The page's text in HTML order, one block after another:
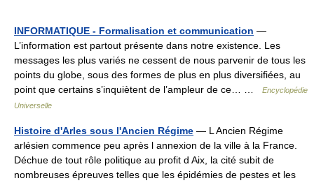
INFORMATIQUE - Formalisation et communication —
L’information est partout présente dans notre existence. Les
messages les plus variés ne cessent de nous parvenir de tous les
points du globe, sous des formes de plus en plus diversifiées, au
point que certains s’inquiètent de l’ampleur de ce… …
Encyclopédie
Universelle
Histoire d'Arles sous l'Ancien Régime — L Ancien Régime
arlésien commence peu après l annexion de la ville à la France.
Déchue de tout rôle politique au profit d Aix, la cité subit de
nombreuses épreuves telles que les épidémies de pestes et les